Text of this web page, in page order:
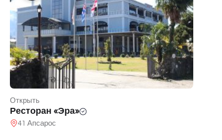
Открыть
Ресторан «Эра»
41 Апсарос